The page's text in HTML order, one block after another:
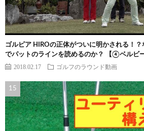
ゴルピア HIROの正体がついに明かされる！
でパットのラインを読めるのか？ 【④ベルビ
2018.02.17 ゴルフのラウンド動画